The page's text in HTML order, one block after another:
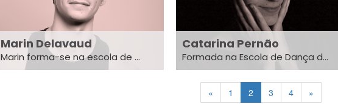
Marin Delavaud
Marin forma-se na escola de ...
Catarina Pernão
Formada na Escola de Dança d...
« 1 2 3 4 »